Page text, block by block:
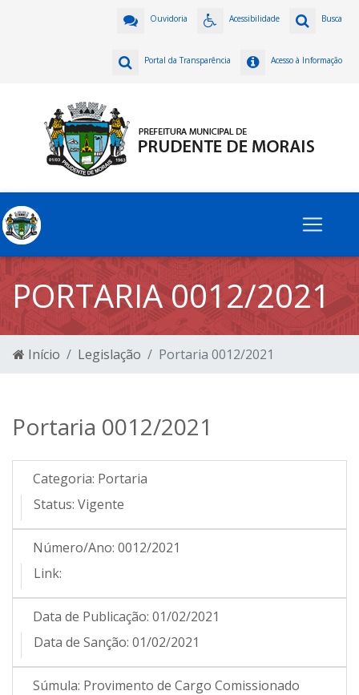
Busca
Acessibilidade
Ouvidoria
Acesso à Informação
Portal da Transparência
PORTARIA 0012/2021
Início Legislação Portaria 0012/2021
Portaria 0012/2021
Categoria: Portaria
Status: Vigente
Número/Ano: 0012/2021
Link:
Data de Publicação: 01/02/2021
Data de Sanção: 01/02/2021
Súmula: Provimento de Cargo Comissionado